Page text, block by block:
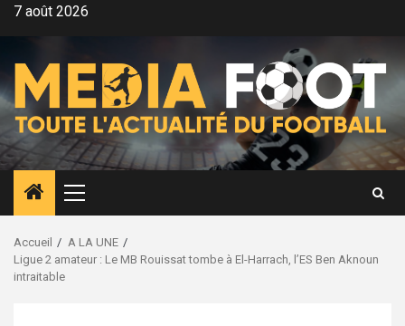
Aller7 août 2026
Menu
principal
Accueil
A LA UNE
Ligue 2 amateur : Le MB Rouissat tombe à El-Harrach, l’ES Ben Aknoun
intraitable